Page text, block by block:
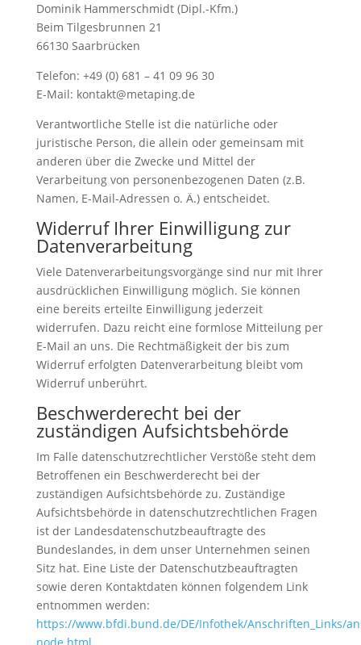
Dominik Hammerschmidt (Dipl.-Kfm.)
Beim Tilgesbrunnen 21
66130 Saarbrücken
Telefon: +49 (0) 681 – 41 09 96 30
E-Mail: kontakt@metaping.de
Verantwortliche Stelle ist die natürliche oder
juristische Person, die allein oder gemeinsam mit
anderen über die Zwecke und Mittel der
Verarbeitung von personenbezogenen Daten (z.B.
Namen, E-Mail-Adressen o. Ä.) entscheidet.
Widerruf Ihrer Einwilligung zur
Datenverarbeitung
Viele Datenverarbeitungsvorgänge sind nur mit Ihrer
ausdrücklichen Einwilligung möglich. Sie können
eine bereits erteilte Einwilligung jederzeit
widerrufen. Dazu reicht eine formlose Mitteilung per
E-Mail an uns. Die Rechtmäßigkeit der bis zum
Widerruf erfolgten Datenverarbeitung bleibt vom
Widerruf unberührt.
Beschwerderecht bei der
zuständigen Aufsichtsbehörde
Im Falle datenschutzrechtlicher Verstöße steht dem
Betroffenen ein Beschwerderecht bei der
zuständigen Aufsichtsbehörde zu. Zuständige
Aufsichtsbehörde in datenschutzrechtlichen Fragen
ist der Landesdatenschutzbeauftragte des
Bundeslandes, in dem unser Unternehmen seinen
Sitz hat. Eine Liste der Datenschutzbeauftragten
sowie deren Kontaktdaten können folgendem Link
entnommen werden:
https://www.bfdi.bund.de/DE/Infothek/Anschriften_Links/